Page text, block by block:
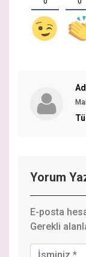
Yorum
E-posta
Gerekli